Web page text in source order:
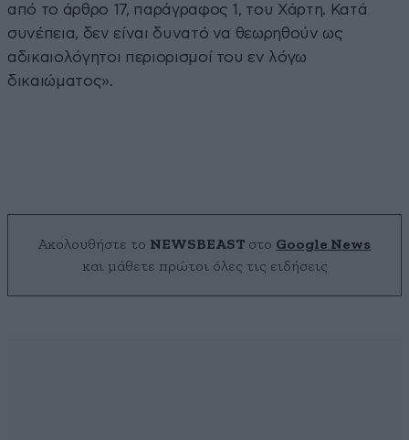
από το άρθρο 17, παράγραφος 1, του Χάρτη. Κατά
συνέπεια, δεν είναι δυνατό να θεωρηθούν ως
αδικαιολόγητοι περιορισμοί του εν λόγω
δικαιώματος».
Ακολουθήστε το NEWSBEAST στο Google News
και μάθετε πρώτοι όλες τις ειδήσεις